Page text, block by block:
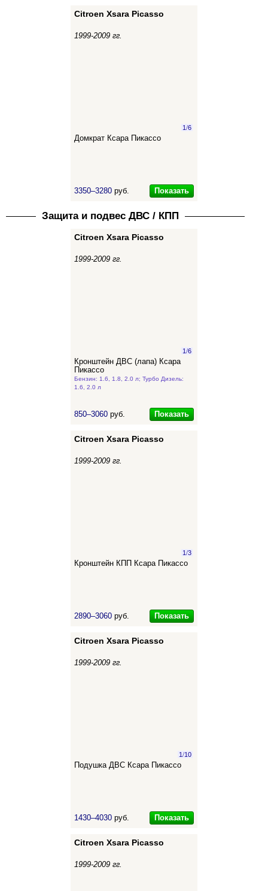
Citroen Xsara Picasso
1999-2009 гг.
1/6
Домкрат Ксара Пикассо
3350–3280 руб. Показать
Защита и подвес ДВС / КПП
Citroen Xsara Picasso
1999-2009 гг.
1/6
Кронштейн ДВС (лапа) Ксара
Пикассо
Бензин: 1.6, 1.8, 2.0 л; Турбо Дизель:
1.6, 2.0 л
850–3060 руб. Показать
Citroen Xsara Picasso
1999-2009 гг.
1/3
Кронштейн КПП Ксара Пикассо
2890–3060 руб. Показать
Citroen Xsara Picasso
1999-2009 гг.
1/10
Подушка ДВС Ксара Пикассо
1430–4030 руб. Показать
Citroen Xsara Picasso
1999-2009 гг.